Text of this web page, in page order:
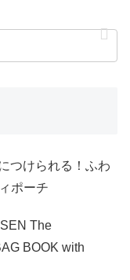
つけられる！ふわ
ポーチ
The
BOOK with